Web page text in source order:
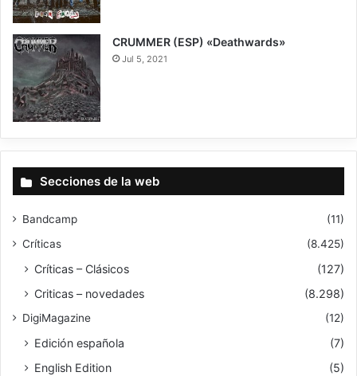
6
7
CRUMMER (ESP) «Deathwards»
Jul 5, 2021
Secciones de la web
Bandcamp
(11)
Críticas
(8.425)
Críticas – Clásicos
(127)
Criticas – novedades
(8.298)
DigiMagazine (12)
Edición española
(7)
English Edition
(5)